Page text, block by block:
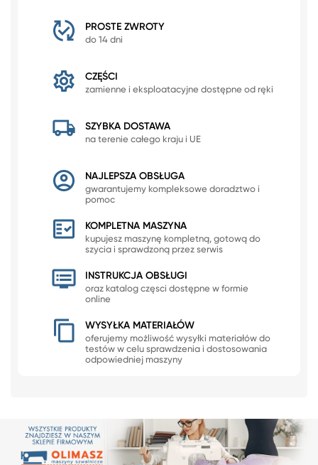
PROSTE ZWROTY
do 14 dni
CZĘŚCI
zamienne i eksploatacyjne dostępne od ręki
SZYBKA DOSTAWA
na terenie całego kraju i UE
NAJLEPSZA OBSŁUGA
gwarantujemy kompleksowe doradztwo i
pomoc
KOMPLETNA MASZYNA
kupujesz maszynę kompletną, gotową do
szycia i sprawdzoną przez serwis
INSTRUKCJA OBSŁUGI
oraz katalog częsci dostępne w formie
online
WYSYŁKA MATERIAŁÓW
oferujemy możliwość wysyłki materiałów do
testów w celu sprawdzenia i dostosowania
odpowiedniej maszyny